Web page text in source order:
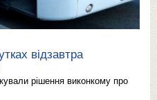
відзавтра
рішення виконкому про